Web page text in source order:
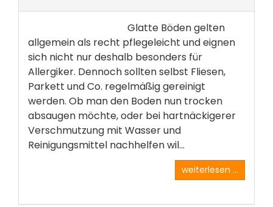
Glatte Böden gelten
allgemein als recht pflegeleicht und eignen
sich nicht nur deshalb besonders für
Allergiker. Dennoch sollten selbst Fliesen,
Parkett und Co. regelmäßig gereinigt
werden. Ob man den Boden nun trocken
absaugen möchte, oder bei hartnäckigerer
Verschmutzung mit Wasser und
Reinigungsmittel nachhelfen wil...
weiterlesen ...